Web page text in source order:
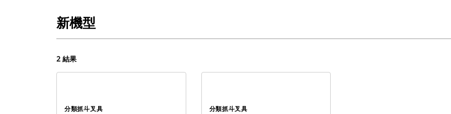
新機型
2 結果
分類抓斗叉具 分類抓斗叉具